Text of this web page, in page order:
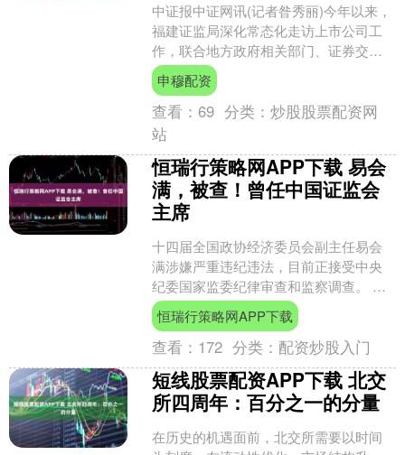
中证报中证网讯(记者昝秀丽)今年以来，
福建证监局深化常态化走访上市公司工
作，联合地方政府相关部门、证券交易
所等单位，围绕提振消费扩大内需、推
动“并购六条”措施落....
申穆配资
查看：69 分类：炒股股票配资网
站
恒瑞行策略网APP下载 易会
满，被查！曾任中国证监会
主席
十四届全国政协经济委员会副主任易会
满涉嫌严重违纪违法，目前正接受中央
纪委国家监委纪律审查和监察调查。 公
开资料显示，易会满出生于1964年12
月，浙江苍南人，曾....
恒瑞行策略网APP下载
查看： 172 分类： 配资炒股入门
短线股票配资APP下载 北交
所四周年：百分之一的分量
在历史的机遇面前，北交所需要以时间